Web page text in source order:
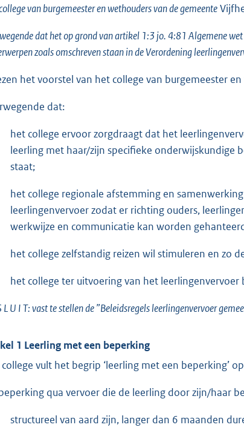
van burgemeester en wethouders van de gemeente
dat het op grond van artikel 1:3 jo. 4:81 Algemene
zoals omschreven staan in de Verordening
het voorstel van het college van burgemeester
dat:
het college ervoor zorgdraagt dat het
leerling met haar/zijn specifieke onderwijskundige
staat;
het college regionale afstemming en
leerlingenvervoer zodat er richting ouders,
werkwijze en communicatie kan worden
het college zelfstandig reizen wil stimuleren en zo
het college ter uitvoering van het leerlingenvervoer
L U I T: vast te stellen de ”Beleidsregels leerlingenvervoer
1 Leerling met een beperking
vult het begrip ‘leerling met een beperking’
qua vervoer die de leerling door zijn/haar
structureel van aard zijn, langer dan 6 maanden